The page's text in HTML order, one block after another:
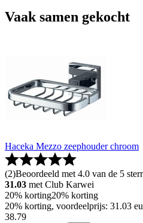
Vaak samen gekocht
Haceka Mezzo zeephouder chroom
(2)Beoordeeld met 4.0 van de 5
31.03 met Club Karwei
20% korting20% korting
20% korting, voordeelprijs: 31.03
38.79